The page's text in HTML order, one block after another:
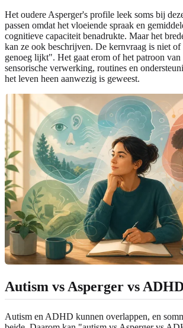
Het oudere Asperger's profile leek soms bij
passen omdat het vloeiende spraak en
cognitieve capaciteit benadrukte. Maar het
kan ze ook beschrijven. De kernvraag is niet
genoeg lijkt". Het gaat erom of het patroon van
sensorische verwerking, routines en
het leven heen aanwezig is geweest.
Autism vs Asperger vs
Autism en ADHD kunnen overlappen, en